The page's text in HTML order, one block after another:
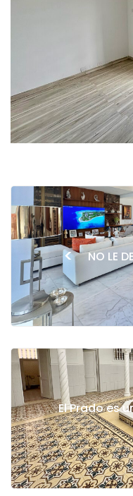
< NO LE
El Prado es